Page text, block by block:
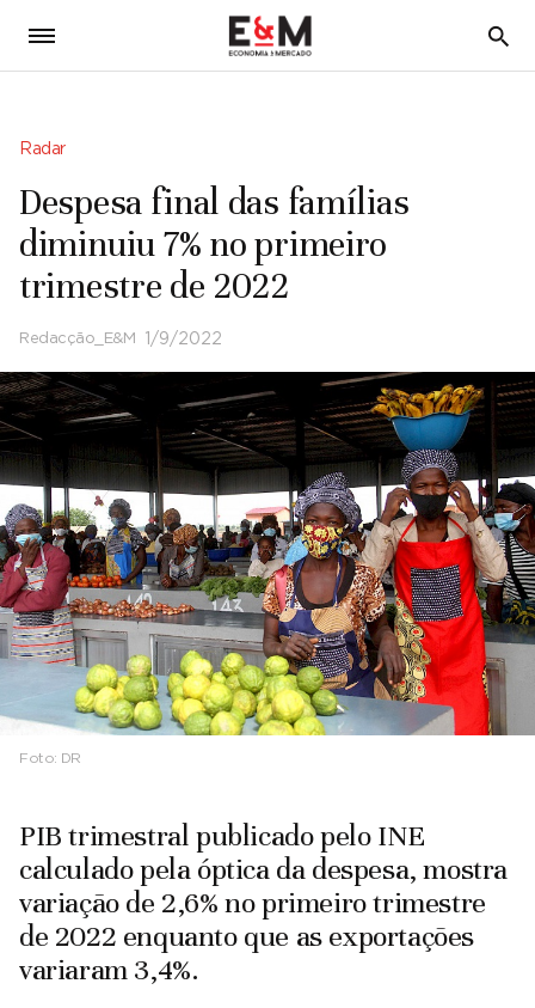
5
Radar
Despesa final das famílias
diminuiu 7% no primeiro
trimestre de 2022
Redacção_E&M 1/9/2022
Foto: DR
PIB trimestral publicado pelo INE
calculado pela óptica da despesa, mostra
variação de 2,6% no primeiro trimestre
de 2022 enquanto que as exportações
variaram 3,4%.